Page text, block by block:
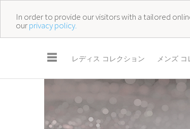
In order to provide our visitors with a tailored
ourprivacy policy.
☰ レディス コレクション メンズ コ